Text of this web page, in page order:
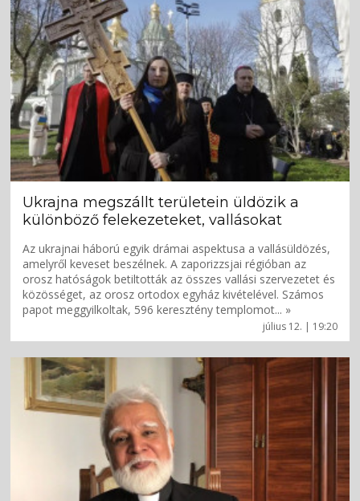
július 12. | 19:20
Ukrajna megszállt területein üldözik a
különböző felekezeteket, vallásokat
Az ukrajnai háború egyik drámai aspektusa a vallásüldözés,
amelyről keveset beszélnek. A zaporizzsjai régióban az
orosz hatóságok betiltották az összes vallási szervezetet és
közösséget, az orosz ortodox egyház kivételével. Számos
papot meggyilkoltak, 596 keresztény templomot... »